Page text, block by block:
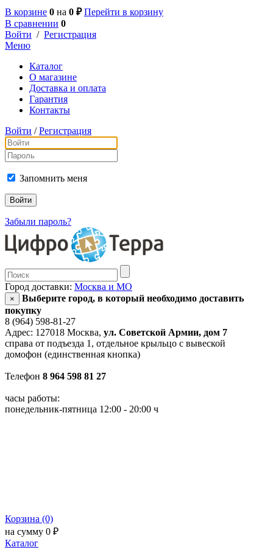
В корзине 0 на 0 ₽ Перейти в корзину
В сравнении 0
Войти / Регистрация
Меню
Каталог
О магазине
Доставка и оплата
Гарантия
Контакты
Войти / Регистрация
Запомнить меня
Забыли пароль?
Город доставки: Москва и МО
×
Выберите город, в который необходимо доставить
покупку
8 (964) 598-81-27
Адрес: 127018 Москва, ул. Советской Армии, дом 7
справа от подъезда 1, отдельное крыльцо с вывеской
домофон (единственная кнопка)
Телефон 8 964 598 81 27
часы работы:
понедельник-пятница 12:00 - 20:00 ч
Корзина (0)
на сумму 0 ₽
Каталог